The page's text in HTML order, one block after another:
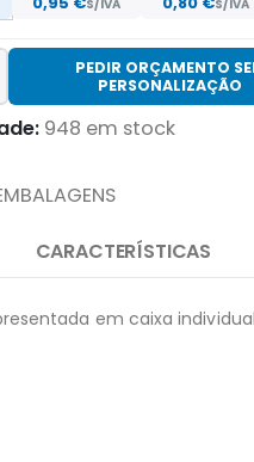
S/IVA S/IVA
PEDIR ORÇAMENTO
PERSONALIZAÇÃO
948 em stock
CARACTERÍSTICAS
em caixa